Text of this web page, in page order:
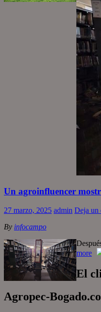
Un agroinfluencer
27 marzo, 2025 admin Deja un
By infocampo
more
El
Agropec-